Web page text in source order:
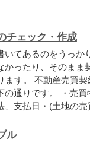
チェック・作成
いてあるのをうっか
かったり、そのまま
ます。 不動産売買
の通りです。 ・売
、支払日・(土地の売
ル